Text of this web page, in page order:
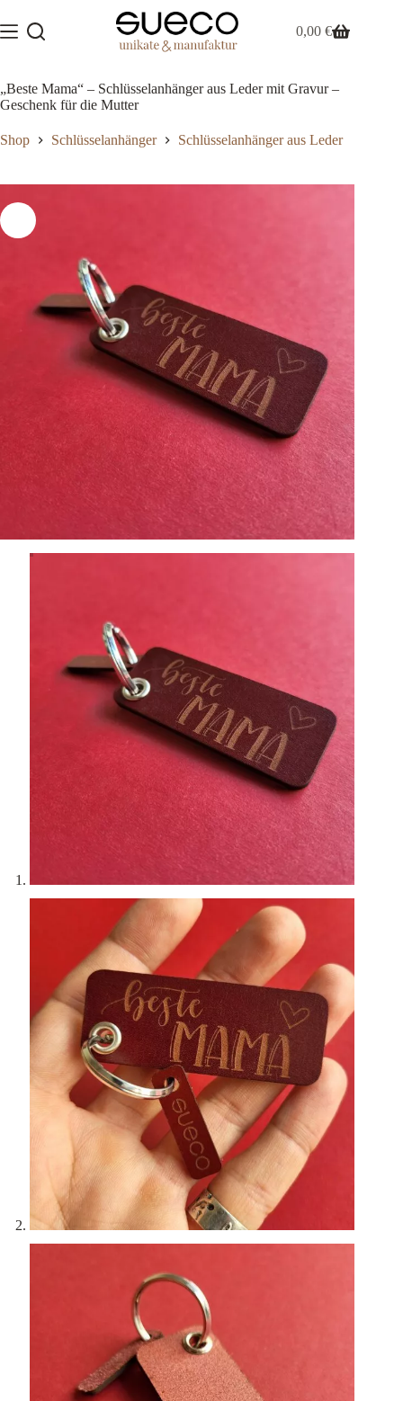
Inhalt
springen
Warenkorb
0,00€
„Beste Mama“ – Schlüsselanhänger aus Leder mit Gravur –
Geschenk für die Mutter
Shop Schlüsselanhänger Schlüsselanhänger aus Leder